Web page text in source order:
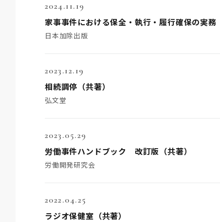
2024.11.19
家事事件における保全・執行・履行確保の実務
日本加除出版
2023.12.19
相続調停（共著）
弘文堂
2023.05.29
労働事件ハンドブック 改訂版（共著）
労働開発研究会
2022.04.25
ラジオ保健室（共著）